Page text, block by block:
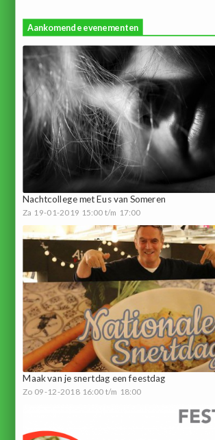
Aankomende evenementen
Nachtcollege met Eus van Someren
Za 19-01-2019 15:00 t/m 17:00
Maak van je snertdag een feestdag
Zo 09-12-2018 16:00 t/m 18:00